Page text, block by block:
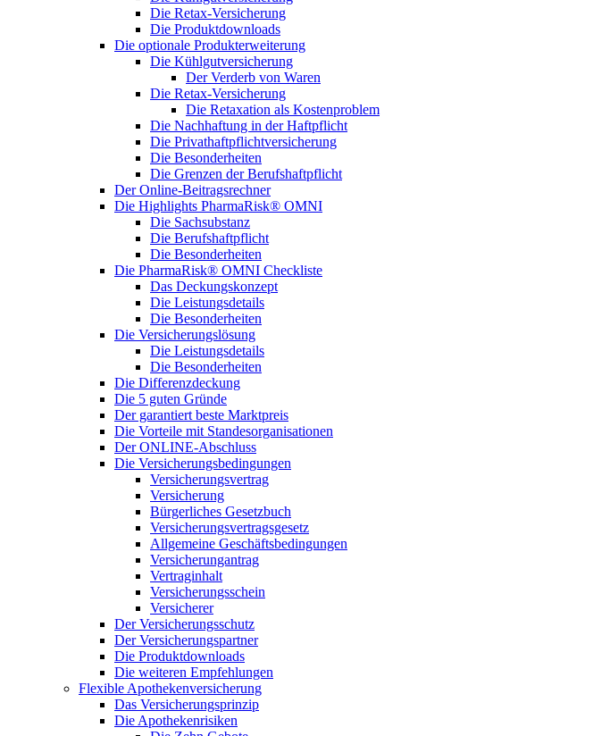
Die Retax-Versicherung
Die Produktdownloads
Die optionale Produkterweiterung
Die Kühlgutversicherung
Der Verderb von Waren
Die Retax-Versicherung
Die Retaxation als Kostenproblem
Die Nachhaftung in der Haftpflicht
Die Privathaftpflichtversicherung
Die Besonderheiten
Die Grenzen der Berufshaftpflicht
Der Online-Beitragsrechner
Die Highlights PharmaRisk® OMNI
Die Sachsubstanz
Die Berufshaftpflicht
Die Besonderheiten
Die PharmaRisk® OMNI Checkliste
Das Deckungskonzept
Die Leistungsdetails
Die Besonderheiten
Die Versicherungslösung
Die Leistungsdetails
Die Besonderheiten
Die Differenzdeckung
Die 5 guten Gründe
Der garantiert beste Marktpreis
Die Vorteile mit Standesorganisationen
Der ONLINE-Abschluss
Die Versicherungsbedingungen
Versicherungsvertrag
Versicherung
Bürgerliches Gesetzbuch
Versicherungsvertragsgesetz
Allgemeine Geschäftsbedingungen
Versicherungantrag
Vertraginhalt
Versicherungsschein
Versicherer
Der Versicherungsschutz
Der Versicherungspartner
Die Produktdownloads
Die weiteren Empfehlungen
Flexible Apothekenversicherung
Das Versicherungsprinzip
Die Apothekenrisiken